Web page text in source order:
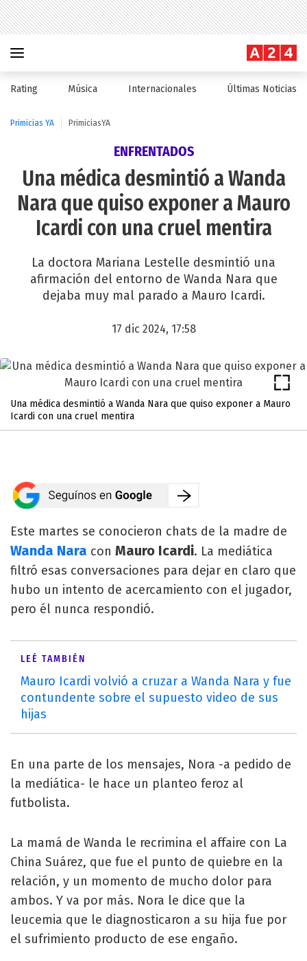
Rating Música Internacionales Últimas Noticias
Primicias YA PrimiciasYA
ENFRENTADOS
Una médica desmintió a Wanda
Nara que quiso exponer a Mauro
Icardi con una cruel mentira
La doctora Mariana Lestelle desmintió una
afirmación del entorno de Wanda Nara que
dejaba muy mal parado a Mauro Icardi.
17 dic 2024, 17:58
Una médica desmintió a Wanda Nara que quiso exponer a Mauro
Icardi con una cruel mentira
Este martes se conocieron chats de la madre de
Wanda Nara con Mauro Icardi. La mediática
filtró esas conversaciones para dejar en claro que
hubo un intento de acercamiento con el jugador,
pero él nunca respondió.
LEÉ TAMBIÉN
Mauro Icardi volvió a cruzar a Wanda Nara y fue
contundente sobre el supuesto video de sus
hijas
En una parte de los mensajes, Nora -a pedido de
la mediática- le hace un planteo feroz al
futbolista.
La mamá de Wanda le recrimina el affaire con La
China Suárez, que fue el punto de quiebre en la
relación, y un momento de mucho dolor para
ambos. Y va por más. Nora le dice que la
leucemia que le diagnosticaron a su hija fue por
el sufrimiento producto de ese engaño.